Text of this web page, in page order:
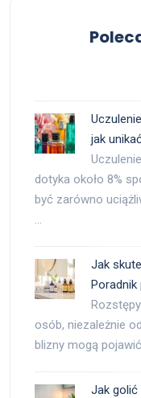
jak
dotyka około 8%
być zarówno
…
Jak
Poradnik
osób, niezależnie
blizny mogą
Jak golić